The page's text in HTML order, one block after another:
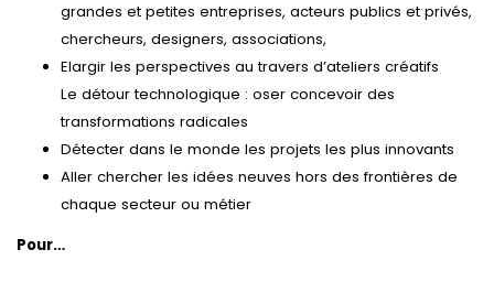
grandes et petites entreprises, acteurs publics et privés,
chercheurs, designers, associations,
Elargir les perspectives au travers d’ateliers créatifs
Le détour technologique : oser concevoir des
transformations radicales
Détecter dans le monde les projets les plus innovants
Aller chercher les idées neuves hors des frontières de
chaque secteur ou métier
Pour…